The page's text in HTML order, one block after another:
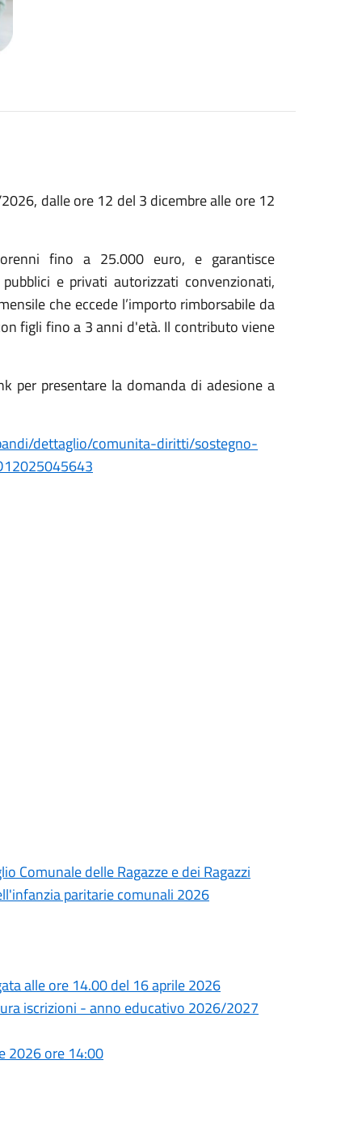
dalle ore 12 del 3 dicembre alle ore 12
fino a 25.000 euro, e garantisce
e privati autorizzati convenzionati,
che eccede l’importo rimborsabile da
figli fino a 3 anni d'età. Il contributo viene
per presentare la domanda di adesione a
dettaglio/comunita-diritti/sostegno-
Comunale delle Ragazze e dei Ragazzi
paritarie comunali 2026
alle ore 14.00 del 16 aprile 2026
iscrizioni - anno educativo 2026/2027
2026 ore 14:00